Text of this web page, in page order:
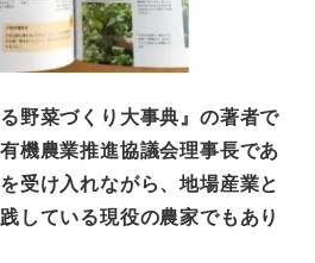
野菜づくり大事典』の著者で
機農業推進協議会理事長であ
受け入れながら、地場産業と
している現役の農家でもあり